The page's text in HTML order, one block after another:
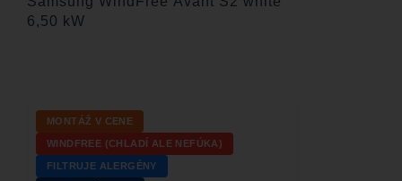
6,50 kW
MONTÁŽ V CENE
WINDFREE (CHLADÍ ALE NEFÚKA)
FILTRUJE ALERGÉNY